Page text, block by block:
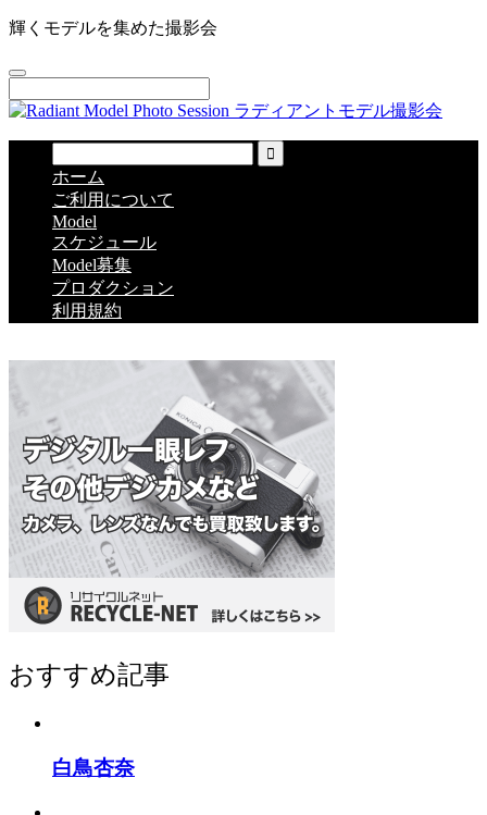
輝くモデルを集めた撮影会
ホーム
ご利用について
Model
スケジュール
Model募集
プロダクション
利用規約
おすすめ記事
白鳥杏奈